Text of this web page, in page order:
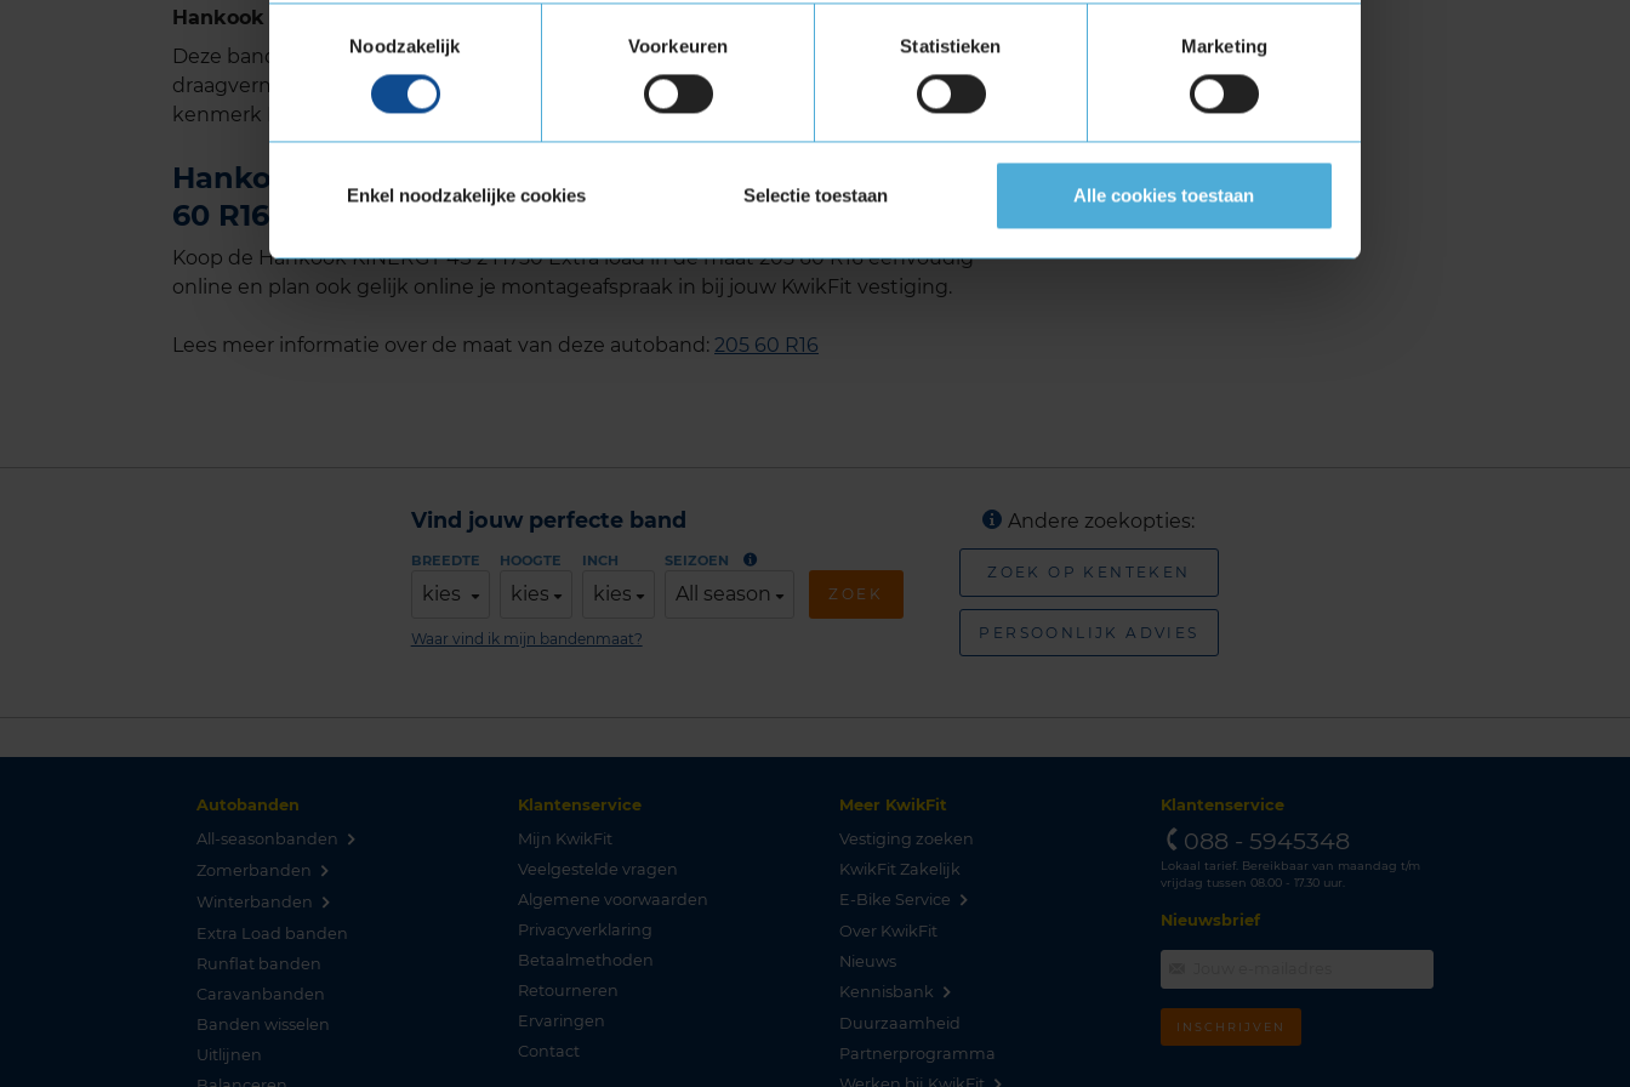
Noodzakelijk
Voorkeuren Statistieken Marketing
Enkel noodzakelijke cookies Selectie toestaan Alle cookies toestaan
Hankook KINERGY 4S 2 H750 met Extra Load (verstevigde band)
Deze band is ook geschikt voor voertuigen die banden met een hoger
draagvermogen nodig hebben. Verstevigde banden zijn te herkennen aan het
kenmerk Extra Load.
Hankook KINERGY 4S 2 H750 Extra load in de maat 205
60 R16 kopen bij KwikFit
Koop de Hankook KINERGY 4S 2 H750 Extra load in de maat 205 60 R16 eenvoudig
online en plan ook gelijk online je montageafspraak in bij jouw KwikFit vestiging.
Lees meer informatie over de maat van deze autoband: 205 60 R16
Vind jouw perfecte band
BREEDTE
kies
HOOGTE
kies
INCH
kies
SEIZOEN
All season ZOEK
Waar vind ik mijn bandenmaat?
Andere zoekopties:
ZOEK OP KENTEKEN
PERSOONLIJK ADVIES
Autobanden
All-seasonbanden
Zomerbanden
Winterbanden
Extra Load banden
Runflat banden
Caravanbanden
Banden wisselen
Uitlijnen
Klantenservice
Mijn KwikFit
Veelgestelde vragen
Algemene voorwaarden
Privacyverklaring
Betaalmethoden
Retourneren
Ervaringen
Contact
Meer KwikFit
Vestiging zoeken
KwikFit Zakelijk
E-Bike Service
Over KwikFit
Nieuws
Kennisbank
Duurzaamheid
Partnerprogramma
Klantenservice
088 - 5945348
Lokaal tarief. Bereikbaar van maandag t/m
vrijdag tussen 08.00 - 17.30 uur.
Nieuwsbrief
INSCHRIJVEN